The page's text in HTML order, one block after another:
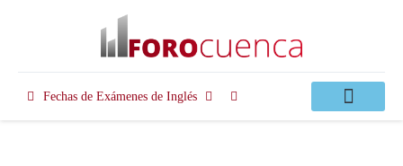
Fechas de Exámenes de Inglés